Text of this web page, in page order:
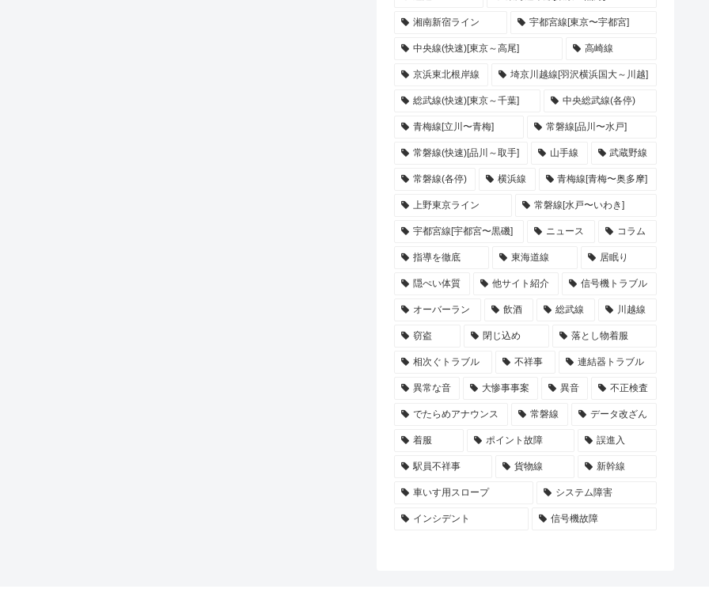
湘南新宿ライン 宇都宮線[東京〜宇都宮]
中央線(快速)[東京～高尾] 高崎線
京浜東北根岸線 埼京川越線[羽沢横浜国大～川越]
総武線(快速)[東京～千葉] 中央総武線(各停)
青梅線[立川〜青梅] 常磐線[品川〜水戸]
常磐線(快速)[品川～取手] 山手線 武蔵野線
常磐線(各停) 横浜線 青梅線[青梅〜奥多摩]
上野東京ライン 常磐線[水戸〜いわき]
宇都宮線[宇都宮〜黒磯] ニュース コラム
指導を徹底 東海道線 居眠り
隠ぺい体質 他サイト紹介 信号機トラブル
オーバーラン 飲酒 総武線 川越線
窃盗 閉じ込め 落とし物着服
相次ぐトラブル 不祥事 連結器トラブル
異常な音 大惨事事案 異音 不正検査
でたらめアナウンス 常磐線 データ改ざん
着服 ポイント故障 誤進入
駅員不祥事 貨物線 新幹線
車いす用スロープ システム障害
インシデント 信号機故障